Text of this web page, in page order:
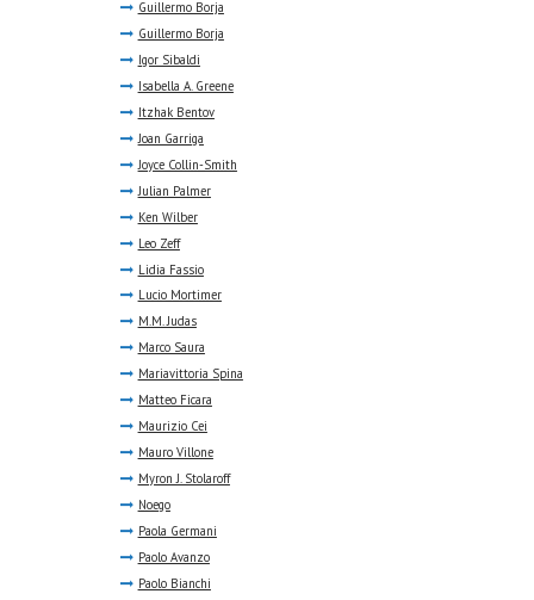
Guillermo Borja
Guillermo Borja
Igor Sibaldi
Isabella A. Greene
Itzhak Bentov
Joan Garriga
Joyce Collin-Smith
Julian Palmer
Ken Wilber
Leo Zeff
Lidia Fassio
Lucio Mortimer
M.M. Judas
Marco Saura
Mariavittoria Spina
Matteo Ficara
Maurizio Cei
Mauro Villone
Myron J. Stolaroff
Noego
Paola Germani
Paolo Avanzo
Paolo Bianchi